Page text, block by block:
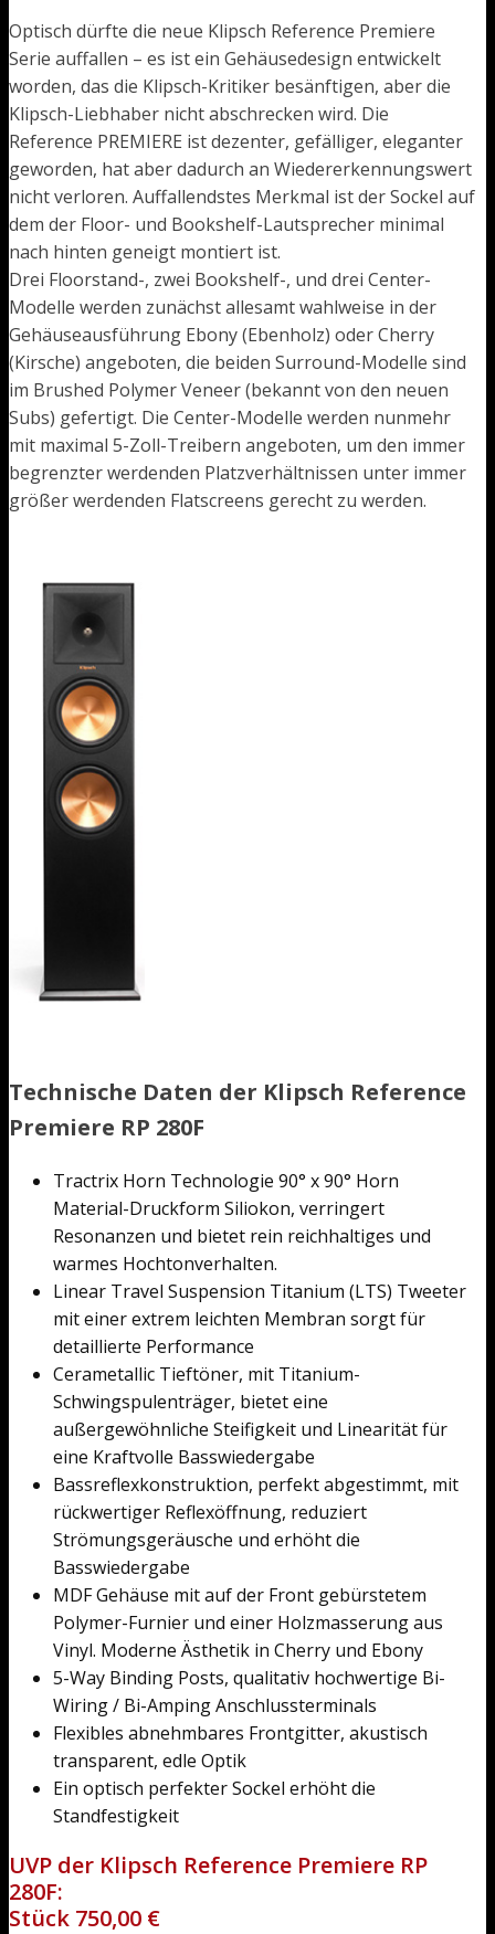
Optisch dürfte die neue Klipsch Reference Premiere
Serie auffallen – es ist ein Gehäusedesign entwickelt
worden, das die Klipsch-Kritiker besänftigen, aber die
Klipsch-Liebhaber nicht abschrecken wird. Die
Reference PREMIERE ist dezenter, gefälliger, eleganter
geworden, hat aber dadurch an Wiedererkennungswert
nicht verloren. Auffallendstes Merkmal ist der Sockel auf
dem der Floor- und Bookshelf-Lautsprecher minimal
nach hinten geneigt montiert ist.
Drei Floorstand-, zwei Bookshelf-, und drei Center-
Modelle werden zunächst allesamt wahlweise in der
Gehäuseausführung Ebony (Ebenholz) oder Cherry
(Kirsche) angeboten, die beiden Surround-Modelle sind
im Brushed Polymer Veneer (bekannt von den neuen
Subs) gefertigt. Die Center-Modelle werden nunmehr
mit maximal 5-Zoll-Treibern angeboten, um den immer
begrenzter werdenden Platzverhältnissen unter immer
größer werdenden Flatscreens gerecht zu werden.
Technische Daten der Klipsch Reference
Premiere RP 280F
Tractrix Horn Technologie 90° x 90° Horn
Material-Druckform Siliokon, verringert
Resonanzen und bietet rein reichhaltiges und
warmes Hochtonverhalten.
Linear Travel Suspension Titanium (LTS) Tweeter
mit einer extrem leichten Membran sorgt für
detaillierte Performance
Cerametallic Tieftöner, mit Titanium-
Schwingspulenträger, bietet eine
außergewöhnliche Steifigkeit und Linearität für
eine Kraftvolle Basswiedergabe
Bassreflexkonstruktion, perfekt abgestimmt, mit
rückwertiger Reflexöffnung, reduziert
Strömungsgeräusche und erhöht die
Basswiedergabe
MDF Gehäuse mit auf der Front gebürstetem
Polymer-Furnier und einer Holzmasserung aus
Vinyl. Moderne Ästhetik in Cherry und Ebony
5-Way Binding Posts, qualitativ hochwertige Bi-
Wiring / Bi-Amping Anschlussterminals
Flexibles abnehmbares Frontgitter, akustisch
transparent, edle Optik
Ein optisch perfekter Sockel erhöht die
Standfestigkeit
UVP der Klipsch Reference Premiere RP
280F:
Stück 750,00 €